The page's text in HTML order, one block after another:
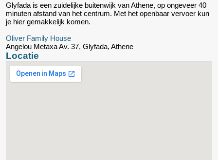
Glyfada is een zuidelijke buitenwijk van Athene, op ongeveer 40
minuten afstand van het centrum. Met het openbaar vervoer kun
je hier gemakkelijk komen.
Oliver Family House
Angelou Metaxa Av. 37, Glyfada, Athene
Locatie